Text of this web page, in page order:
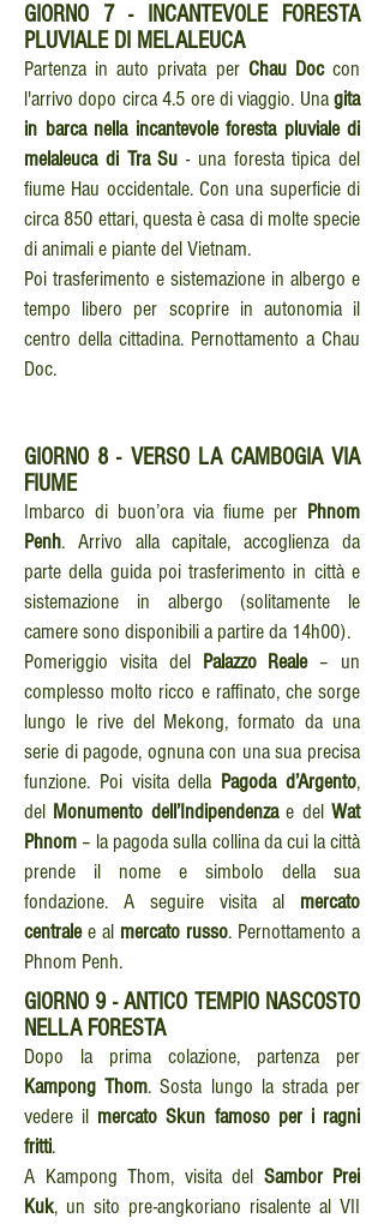
GIORNO 7 -INCANTEVOLE FORESTA
PLUVIALE DI MELALEUCA
Partenza in auto privata per Chau Doccon
l'arrivo dopo circa 4.5 ore di viaggio. Unagita
in barca nella incantevole foresta pluviale di
melaleuca di Tra Su - una foresta tipica del
fiume Hau occidentale. Con una superficie di
circa 850 ettari, questa è casa di molte specie
di animali e piante del Vietnam.
Poi trasferimento e sistemazione in albergo e
tempo libero per scoprire in autonomia il
centro della cittadina. Pernottamento a Chau
Doc.
GIORNO 8 - VERSO LA CAMBOGIA VIA
FIUME
Imbarco di buon’ora via fiume per Phnom
Penh. Arrivo alla capitale, accoglienza da
parte della guida poi trasferimento in città e
sistemazione in albergo (solitamente le
camere sono disponibili a partire da 14h00).
Pomeriggio visita del Palazzo Reale – un
complesso molto ricco e raffinato, che sorge
lungo le rive del Mekong, formato da una
serie di pagode, ognuna con una sua precisa
funzione. Poi visita della Pagoda d’Argento,
del Monumento dell’Indipendenzae delWat
Phnom – la pagoda sulla collina da cui la città
prende il nome e simbolo della sua
fondazione. A seguire visita al mercato
centralee al mercato russo. Pernottamento a
Phnom Penh.
GIORNO 9 - ANTICO TEMPIO NASCOSTO
NELLA FORESTA
Dopo la prima colazione, partenza per
Kampong Thom. Sosta lungo la strada per
vedere il mercato Skun famoso per i ragni
fritti.
A Kampong Thom, visita del Sambor Prei
Kuk, un sito pre-angkoriano risalente al VII